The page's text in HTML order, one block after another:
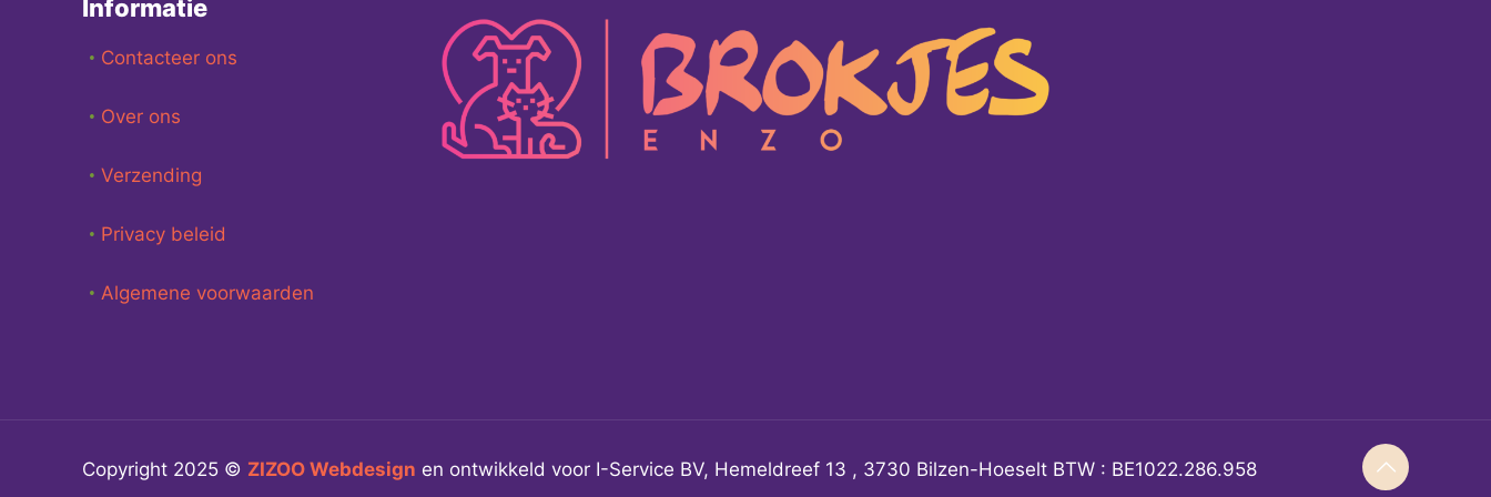
Informatie
Contacteer ons
Over ons
Verzending
Privacy beleid
Algemene voorwaarden
Copyright 2025 © ZIZOO Webdesign en ontwikkeld voor I-Service BV, Hemeldreef 13 , 3730 Bilzen-Hoeselt BTW : BE1022.286.958